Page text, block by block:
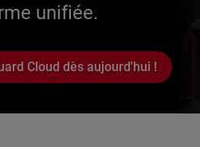
unifiée.
Cloud dès aujourd'hui !